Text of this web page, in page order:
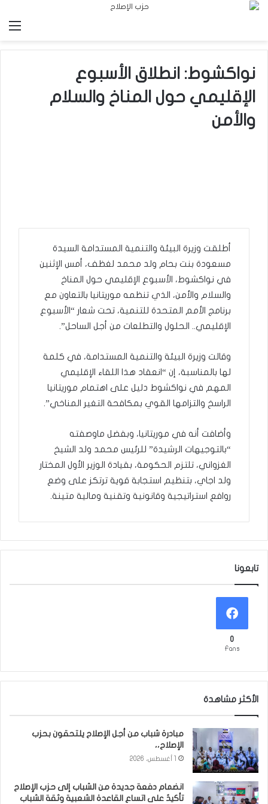
نواكشوط: انطلاق الأسبوع
الإقليمي حول المناخ والسلام
والأمن
أطلقت وزيرة البيئة والتنمية المستدامة السيدة
مسعودة بنت بحام ولد محمد لغظف، أمس الإثنين
في نواكشوط، الأسبوع الإقليمي حول المناخ
والسلام والأمن، الذي تنظمه موريتانيا بالتعاون مع
برنامج الأمم المتحدة للتنمية، تحت شعار “الأسبوع
الإقليمي.. الحلول والتطلعات من أجل الساحل”.
وقالت وزيرة البيئة والتنمية المستدامة، في كلمة
لها بالمناسبة، إن “انعقاد هذا اللقاء الإقليمي
المهم في نواكشوط دليل على اهتمام موريتانيا
الراسخ والتزامها القوي بمكافحة التغير المناخي”.
وأضافت أنه في موريتانيا، وبفضل ماوصفته
“بالتوجيهات الرشيدة” للرئيس محمد ولد الشيخ
الغزواني، تلتزم الحكومة، بقيادة الوزير الأول المختار
ولد اجاي، بتنظيم استجابة قوية ترتكز على وضع
روافع استراتيجية وقانونية وتقنية ومالية متينة.
تابعونا
0
Fans
الأكثر مشاهدة
مبادرة شباب من أجل الإصلاح يلتحقون بحزب
الإصلاح،،
انضمام دفعة جديدة من الشباب إلى حزب الإصلاح
تأكيدٌ على اتساع القاعدة الشعبية وثقة الشباب